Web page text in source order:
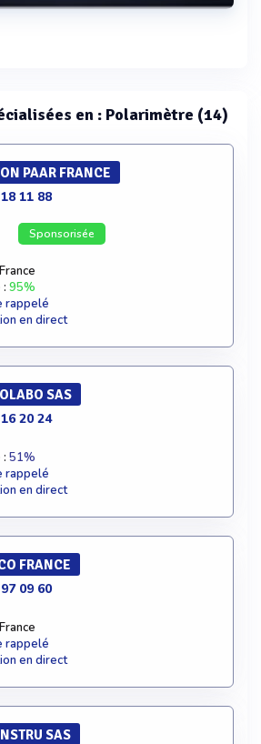
en : Polarimètre (14)
PAAR FRANCE
11 88
Sponsorisée
95%
rappelé
en direct
SAS
20 24
51%
rappelé
en direct
FRANCE
09 60
rappelé
en direct
SAS